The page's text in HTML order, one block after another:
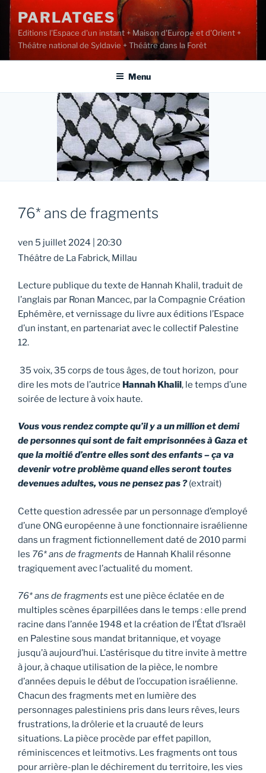
Aller
contenu
principal
PARLATGES
Editions l'Espace d'un instant + Maison d'Europe et d'Orient +
Théâtre national de Syldavie + Théâtre dans la Forêt
Menu
76* ans de fragments
ven 5 juillet 2024
20:30
Théâtre de La Fabrick, Millau
Lecture publique du texte de Hannah Khalil, traduit de
l’anglais par Ronan Mancec, par la Compagnie Création
Ephémère, et vernissage du livre aux éditions l’Espace
d’un instant, en partenariat avec le collectif Palestine
12.
35 voix, 35 corps de tous âges, de tout horizon, pour
dire les mots de l’autrice Hannah Khalil, le temps d’une
soirée de lecture à voix haute.
Vous vous rendez compte qu’il y a un million et demi
de personnes qui sont de fait emprisonnées à Gaza et
que la moitié d’entre elles sont des enfants – ça va
devenir votre problème quand elles seront toutes
devenues adultes, vous ne pensez pas ?(extrait)
Cette question adressée par un personnage d’employé
d’une ONG européenne à une fonctionnaire israélienne
dans un fragment fictionnellement daté de 2010 parmi
les 76* ans de fragments de Hannah Khalil résonne
tragiquement avec l’actualité du moment.
76* ans de fragments est une pièce éclatée en de
multiples scènes éparpillées dans le temps : elle prend
racine dans l’année 1948 et la création de l’État d’Israël
en Palestine sous mandat britannique, et voyage
jusqu’à aujourd’hui. L’astérisque du titre invite à mettre
à jour, à chaque utilisation de la pièce, le nombre
d’années depuis le début de l’occupation israélienne.
Chacun des fragments met en lumière des
personnages palestiniens pris dans leurs rêves, leurs
frustrations, la drôlerie et la cruauté de leurs
situations. La pièce procède par effet papillon,
réminiscences et leitmotivs. Les fragments ont tous
pour arrière-plan le déchirement du territoire, les vies